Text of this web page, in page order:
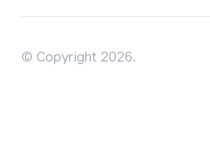
© Copyright 2026.